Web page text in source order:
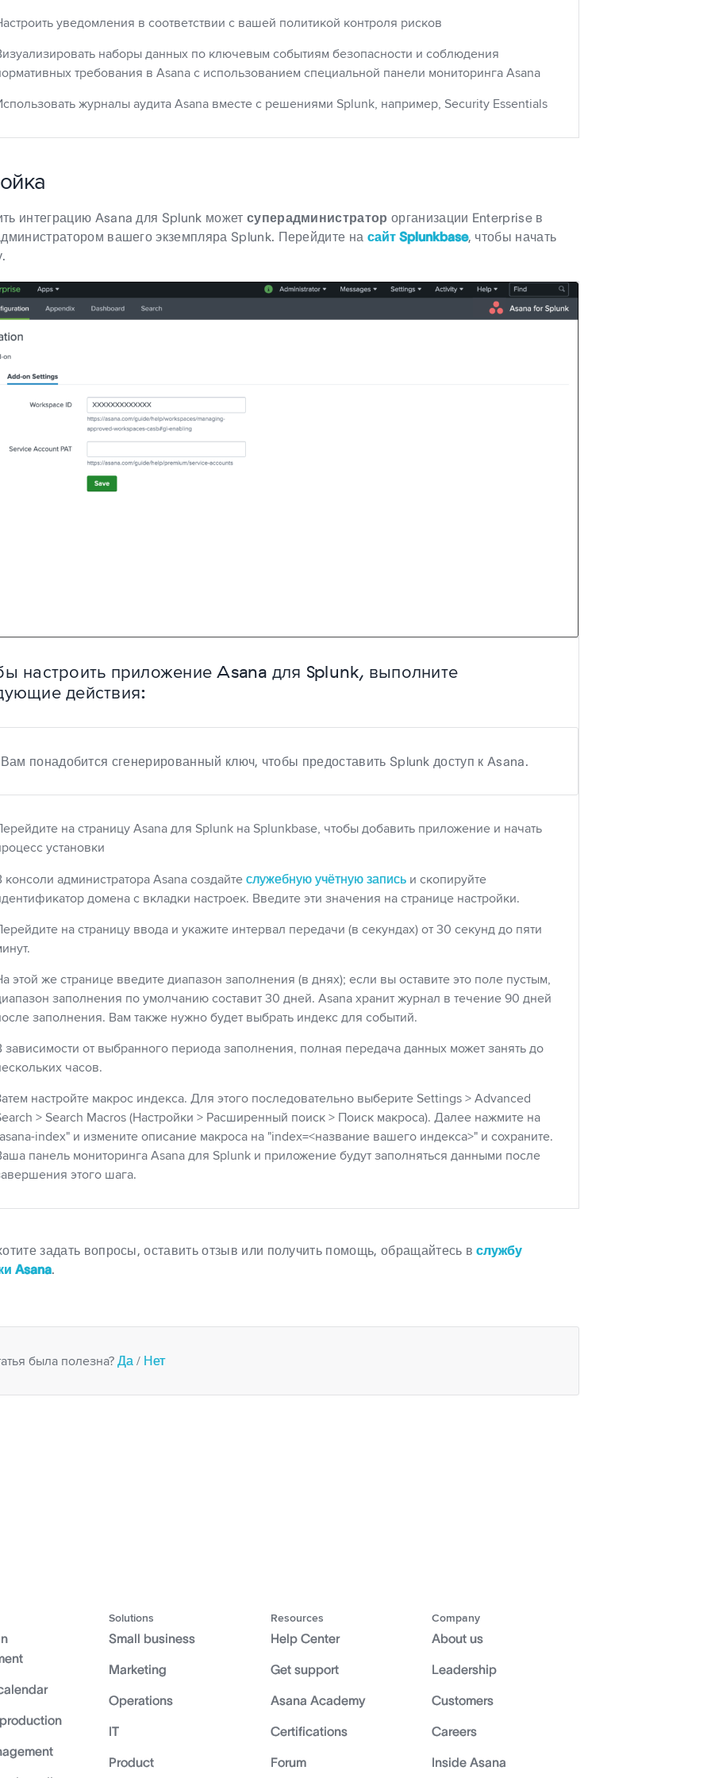
уведомления в соответствии с вашей политикой контроля рисков
наборы данных по ключевым событиям безопасности и соблюдения
требования в Asana с использованием специальной панели мониторинга Asana
журналы аудита Asana вместе с решениями Splunk, например, Security Essentials
интеграцию Asana для Splunk может суперадминистратор организации Enterprise в
вашего экземпляра Splunk. Перейдите на сайт Splunkbase, чтобы начать
настроить приложение Asana для Splunk, выполните
действия:
Вам понадобится сгенерированный ключ, чтобы предоставить Splunk доступ к Asana.
на страницу Asana для Splunk на Splunkbase, чтобы добавить приложение и начать
установки
консоли администратора Asana создайте служебную учётную записьи скопируйте
домена с вкладки настроек. Введите эти значения на странице настройки.
на страницу ввода и укажите интервал передачи (в секундах) от 30 секунд до пяти
этой же странице введите диапазон заполнения (в днях); если вы оставите это поле пустым,
заполнения по умолчанию составит 30 дней. Asana хранит журнал в течение 90 дней
заполнения. Вам также нужно будет выбрать индекс для событий.
зависимости от выбранного периода заполнения, полная передача данных может занять до
часов.
настройте макрос индекса. Для этого последовательно выберите Settings > Advanced
> Search Macros (Настройки > Расширенный поиск > Поиск макроса). Далее нажмите на
index" и измените описание макроса на "index=<название вашего индекса>" и сохраните.
панель мониторинга Asana для Splunk и приложение будут заполняться данными после
этого шага.
задать вопросы, оставить отзыв или получить помощь, обращайтесь вслужбу
Asana.
была полезна? Да / Нет
Solutions
Small business
Marketing
Operations
IT
Product
Resources
Help Center
Get support
Asana Academy
Certifications
Forum
Company
About us
Leadership
Customers
Careers
Inside Asana